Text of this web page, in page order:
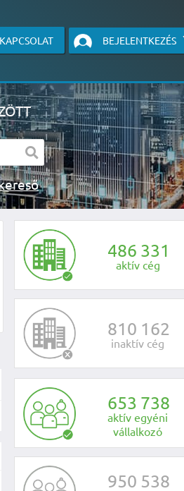
KAPCSOLAT BEJELENTKEZÉS
kereső
vegye fel velünk a kapcsolatot az alábbi
486 331
aktív cég
810 162
inaktív cég
653 738
aktív egyéni
vállalkozó
950 538